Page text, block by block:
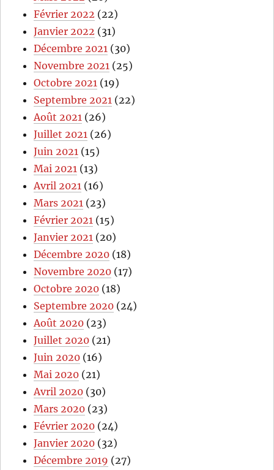
Février 2022 (22)
Janvier 2022 (31)
Décembre 2021 (30)
Novembre 2021 (25)
Octobre 2021 (19)
Septembre 2021 (22)
Août 2021 (26)
Juillet 2021 (26)
Juin 2021 (15)
Mai 2021 (13)
Avril 2021 (16)
Mars 2021 (23)
Février 2021 (15)
Janvier 2021 (20)
Décembre 2020 (18)
Novembre 2020 (17)
Octobre 2020 (18)
Septembre 2020 (24)
Août 2020 (23)
Juillet 2020 (21)
Juin 2020 (16)
Mai 2020 (21)
Avril 2020 (30)
Mars 2020 (23)
Février 2020 (24)
Janvier 2020 (32)
Décembre 2019 (27)